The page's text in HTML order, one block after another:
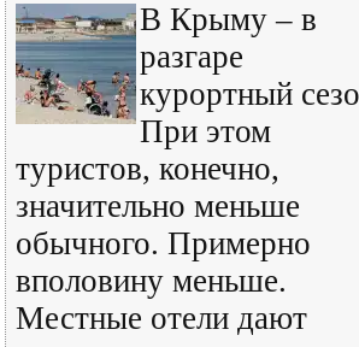
В Крыму – в
разгаре
курортный
При этом
туристов, конечно,
значительно меньше
обычного. Примерно
вполовину меньше.
Местные отели дают